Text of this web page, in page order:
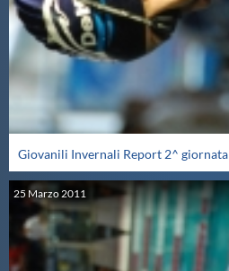
Giovanili Invernali Report 2^ giornata
25 Marzo2011